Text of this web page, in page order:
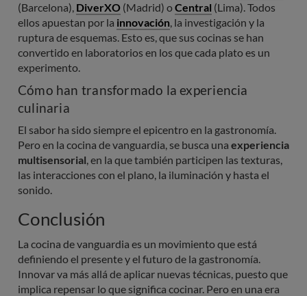
(Barcelona), DiverXO (Madrid) oCentral (Lima). Todos
ellos apuestan por la innovación, la investigación y la
ruptura de esquemas. Esto es, que sus cocinas se han
convertido en laboratorios en los que cada plato es un
experimento.
Cómo han transformado la experiencia
culinaria
El sabor ha sido siempre el epicentro en la gastronomía.
Pero en la cocina de vanguardia, se busca una experiencia
multisensorial, en la que también participen las texturas,
las interacciones con el plano, la iluminación y hasta el
sonido.
Conclusión
La cocina de vanguardia es un movimiento que está
definiendo el presente y el futuro de la gastronomía.
Innovar va más allá de aplicar nuevas técnicas, puesto que
implica repensar lo que significa cocinar. Pero en una era